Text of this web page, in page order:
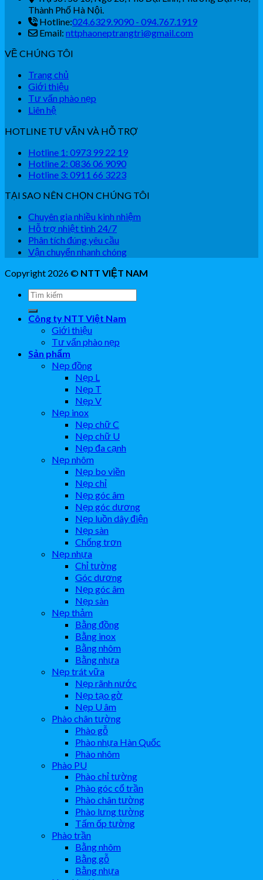
Thành Phố Hà Nội.
Hotline:024.6329.9090 - 094.767.1919
Email: nttphaoneptrangtri@gmail.com
VỀ CHÚNG TÔI
Trang chủ
Giới thiệu
Tư vấn phào nẹp
Liên hệ
HOTLINE TƯ VẤN VÀ HỖ TRỢ
Hotline 1: 0973 99 22 19
Hotline 2: 0836 06 9090
Hotline 3: 0911 66 3223
TẠI SAO NÊN CHỌN CHÚNG TÔI
Chuyên gia nhiều kinh nhiệm
Hỗ trợ nhiệt tình 24/7
Phân tích đúng yêu cầu
Vận chuyển nhanh chóng
Copyright 2026 © NTT VIỆT NAM
Công ty NTT Việt Nam
Giới thiệu
Tư vấn phào nẹp
Sản phẩm
Nẹp đồng
Nẹp L
Nẹp T
Nẹp V
Nẹp inox
Nẹp chữ C
Nẹp chữ U
Nẹp đa cạnh
Nẹp nhôm
Nẹp bo viền
Nẹp chỉ
Nẹp góc âm
Nẹp góc dương
Nẹp luồn dây điện
Nẹp sàn
Chống trơn
Nẹp nhựa
Chỉ tường
Góc dương
Nẹp góc âm
Nẹp sàn
Nẹp thảm
Bằng đồng
Bằng inox
Bằng nhôm
Bằng nhựa
Nẹp trát vữa
Nẹp rãnh nước
Nẹp tạo gờ
Nẹp U âm
Phào chân tường
Phào gỗ
Phào nhựa Hàn Quốc
Phào nhôm
Phào PU
Phào chỉ tường
Phào góc cổ trần
Phào chân tường
Phào lưng tường
Tấm ốp tường
Phào trần
Bằng nhôm
Bằng gỗ
Bằng nhựa